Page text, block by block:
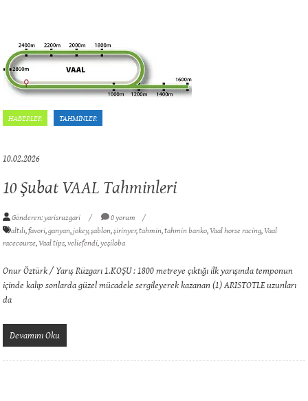
HABERLER TAHMİNLER
10.02.2026
10 Şubat VAAL Tahminleri
Gönderen: yarisruzgari
0 yorum
altılı,favori,ganyan,jokey,şablon,şirinyer,tahmin,tahmin banko,Vaal horse racing,Vaal
racecourse,Vaal tips,veliefendi,yeşiloba
Onur Öztürk / Yarış Rüzgarı 1.KOŞU : 1800 metreye çıktığı ilk yarışında temponun
içinde kalıp sonlarda güzel mücadele sergileyerek kazanan (1) ARISTOTLE uzunları
da
Devamını Oku